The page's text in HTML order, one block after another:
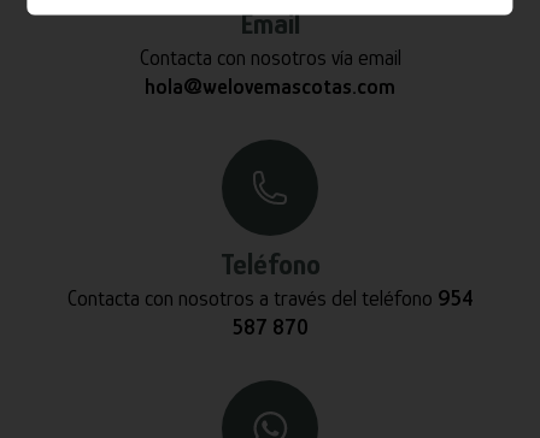
Email
Contacta con nosotros vía email
hola@welovemascotas.com
Teléfono
Contacta con nosotros a través del teléfono 954
587 870